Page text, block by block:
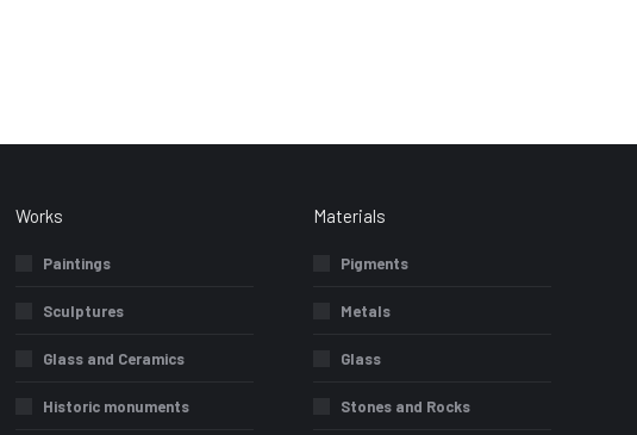
Works
Paintings
Sculptures
Glass and Ceramics
Historic monuments
Materials
Pigments
Metals
Glass
Stones and Rocks